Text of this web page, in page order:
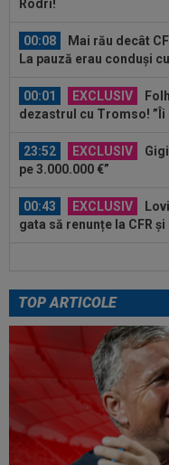
Rodri!
00:08
Mai rău decât
La pauză erau conduși
00:01 EXCLUSIV
dezastrul cu Tromso! ”Îi
23:52 EXCLUSIV
pe 3.000.000 €”
00:43 EXCLUSIV
gata să renunțe la CFR
00:34 EXCLUSIV
Iordănescu a luat
EXCLUSIV
serii, după KuPS -
00:12
Barcelona, 180
TOP ARTICOLE